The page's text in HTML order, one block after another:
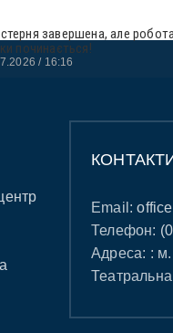
завершена, але
починається!
16:16
Email:
Телефон:
Адреса: : м.